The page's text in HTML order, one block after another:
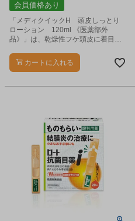
会員価格あり
「メディクイックH 頭皮しっとり
ローション 120ml 《医薬部外
品》」は、乾燥性フケ頭皮に着目し
の薬用ローションです。
カートに入れる